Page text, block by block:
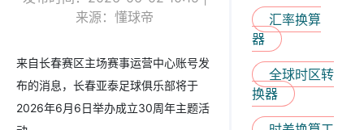
来源：懂球帝
来自长春赛区主场赛事运营中心账号发
布的消息，长春亚泰足球俱乐部将于
2026年6月6日举办成立30周年主题活
汇率换算
器
全球时区转
换器